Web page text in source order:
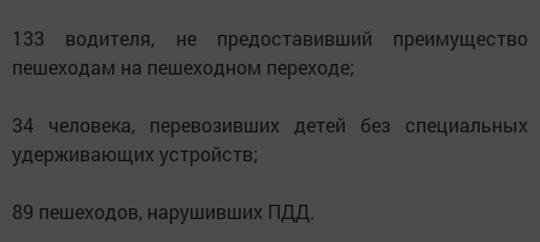
133 водителя, не предоставивший преимущество
пешеходам на пешеходном переходе;
34 человека, перевозивших детей без специальных
удерживающих устройств;
89 пешеходов, нарушивших ПДД.